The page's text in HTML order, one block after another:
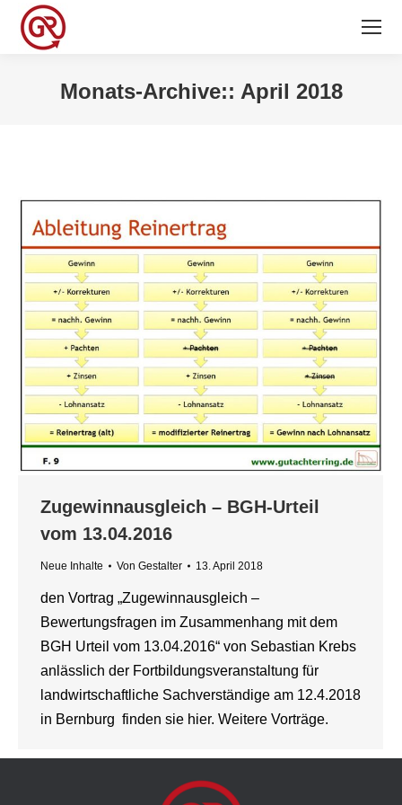
Monats-Archive:: April 2018
Zugewinnausgleich – BGH-Urteil
vom 13.04.2016
Neue Inhalte Von Gestalter 13. April 2018
den Vortrag „Zugewinnausgleich –
Bewertungsfragen im Zusammenhang mit dem
BGH Urteil vom 13.04.2016“ von Sebastian Krebs
anlässlich der Fortbildungsveranstaltung für
landwirtschaftliche Sachverständige am 12.4.2018
in Bernburg finden sie hier. Weitere Vorträge.